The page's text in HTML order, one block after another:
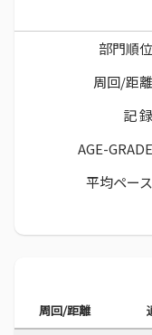
部門順位
周回/距離
記
AGE-GRADE
平均ペース
周回/距離